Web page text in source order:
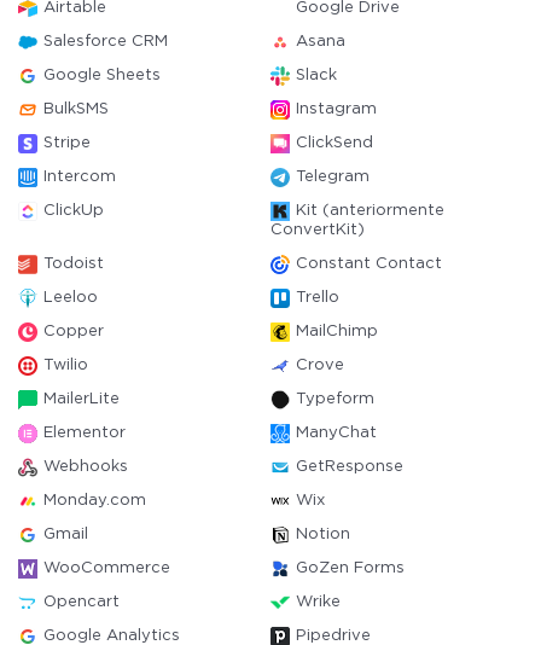
Airtable Google Drive
Salesforce CRM Asana
Google Sheets Slack
BulkSMS Instagram
Stripe ClickSend
Intercom Telegram
ClickUp
Kit (anteriormente
ConvertKit)
Todoist Constant Contact
Leeloo Trello
Copper MailChimp
Twilio Crove
MailerLite Typeform
Elementor ManyChat
Webhooks GetResponse
Monday.com Wix
Gmail Notion
WooCommerce GoZen Forms
Opencart Wrike
Google Analytics Pipedrive